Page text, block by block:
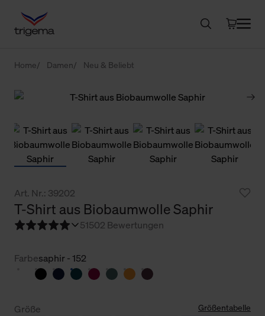
Home Damen Neu & Beliebt
Art. Nr.: 39202
T-Shirt aus Biobaumwolle Saphir
51502 Bewertungen
Farbesaphir - 152
Größe Größentabelle